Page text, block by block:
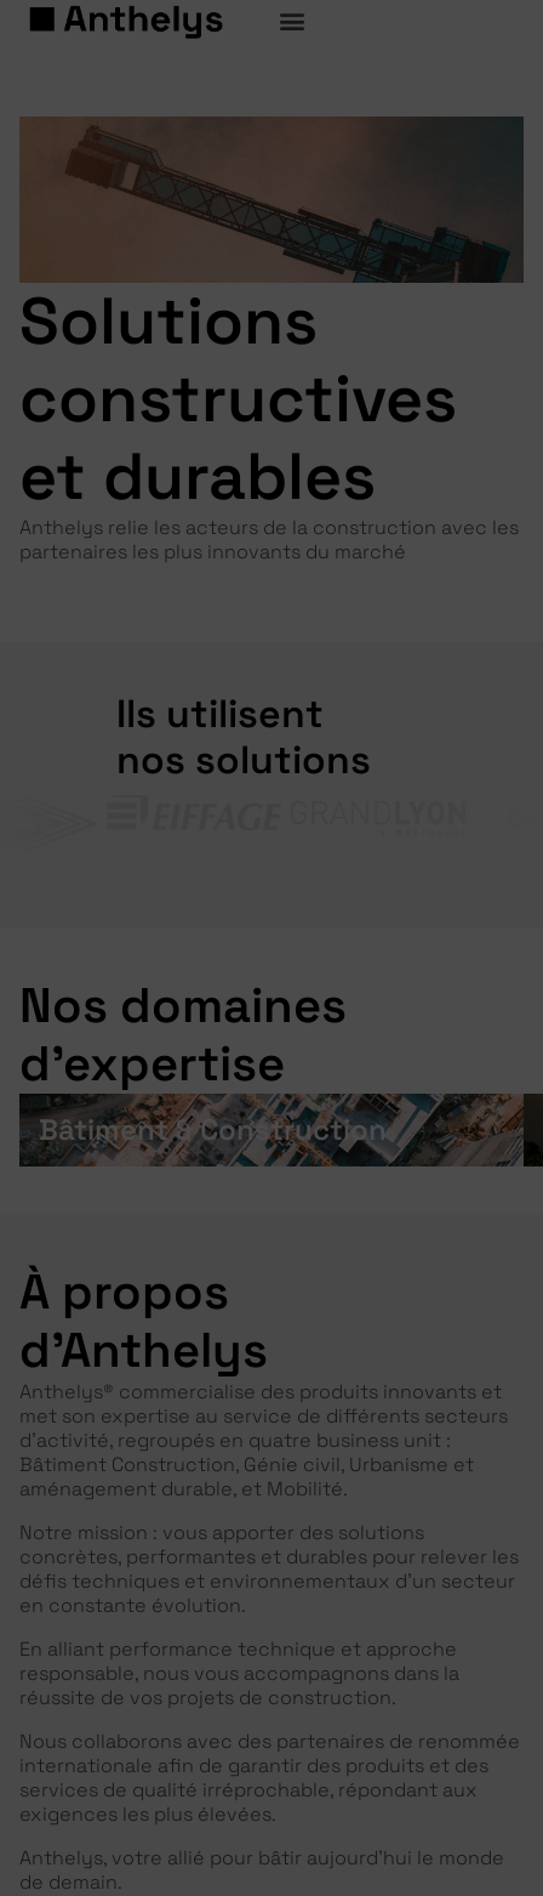
Solutions
constructives
et durables
Anthelys relie les acteurs de la construction avec les
partenaires les plus innovants du marché
Ils utilisent
nos solutions
Nos domaines
d'expertise
Bâtiment & Construction
À propos
d'Anthelys
Anthelys® commercialise des produits innovants et
met son expertise au service de différents secteurs
d’activité, regroupés en quatre business unit :
Bâtiment Construction, Génie civil, Urbanisme et
aménagement durable, et Mobilité.
Notre mission : vous apporter des solutions
concrètes, performantes et durables pour relever les
défis techniques et environnementaux d’un secteur
en constante évolution.
En alliant performance technique et approche
responsable, nous vous accompagnons dans la
réussite de vos projets de construction.
Nous collaborons avec des partenaires de renommée
internationale afin de garantir des produits et des
services de qualité irréprochable, répondant aux
exigences les plus élevées.
Anthelys, votre allié pour bâtir aujourd’hui le monde
de demain.